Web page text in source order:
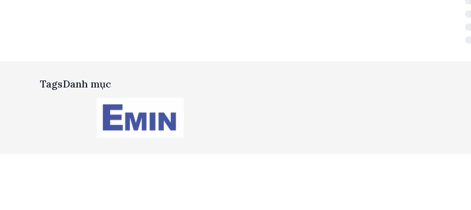
TagsDanh mục